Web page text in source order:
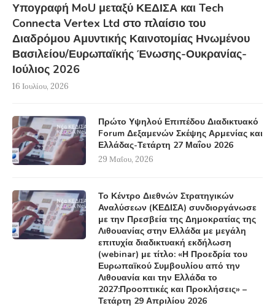
Υπογραφή MoU μεταξύ ΚΕΔΙΣΑ και Tech
Connecta Vertex Ltd στο πλαίσιο του
Διαδρόμου Αμυντικής Καινοτομίας Ηνωμένου
Βασιλείου/Ευρωπαϊκής Ένωσης-Ουκρανίας-
Ιούλιος 2026
16 Ιουλίου, 2026
Πρώτο Υψηλού Επιπέδου Διαδικτυακό
Forum Δεξαμενών Σκέψης Αρμενίας και
Ελλάδας-Τετάρτη 27 Μαΐου 2026
29 Μαΐου, 2026
Το Κέντρο Διεθνών Στρατηγικών
Αναλύσεων (ΚΕΔΙΣΑ) συνδιοργάνωσε
με την Πρεσβεία της Δημοκρατίας της
Λιθουανίας στην Ελλάδα με μεγάλη
επιτυχία διαδικτυακή εκδήλωση
(webinar) με τίτλο: «Η Προεδρία του
Ευρωπαϊκού Συμβουλίου από την
Λιθουανία και την Ελλάδα το
2027:Προοπτικές και Προκλήσεις» –
Τετάρτη 29 Απριλίου 2026